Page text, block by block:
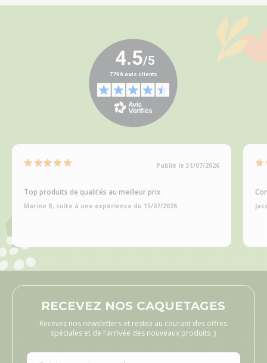
Publié le 31/07/2026
Top produits de qualités au meilleur prix
Marine R, suite à une expérience du 15/07/2026
RECEVEZ NOS CAQUETAGES
Recevez nos newsletters et restez au courant des offres
spéciales et de l'arrivée des nouveaux produits ;)